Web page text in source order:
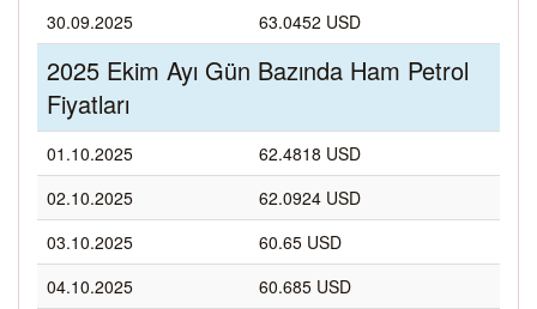
30.09.2025
63.0452 USD
2025 Ekim Ayı Gün Bazında Ham Petrol
Fiyatları
01.10.2025
62.4818 USD
02.10.2025
62.0924 USD
03.10.2025
60.65 USD
04.10.2025
60.685 USD